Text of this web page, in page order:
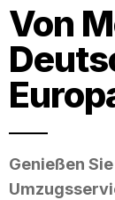
Von
Genießen